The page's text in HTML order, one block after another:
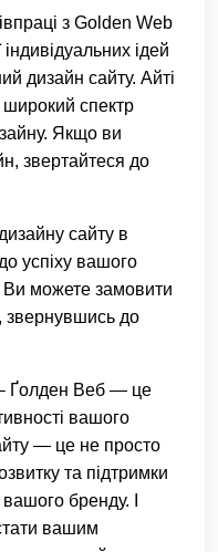
з Golden Web
ідей
дизайн сайту. Айті
спектр
Якщо ви
звертайтеся до
сайту в
успіху вашого
Ви можете замовити
звернувшись до
– Ґолден Веб — це
вашого
— це не просто
та підтримки
бренду. І
вашим